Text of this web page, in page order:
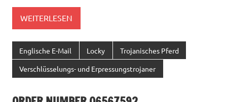
WEITERLESEN
Englische E-Mail Locky Trojanisches Pferd
Verschlüsselungs- und Erpressungstrojaner